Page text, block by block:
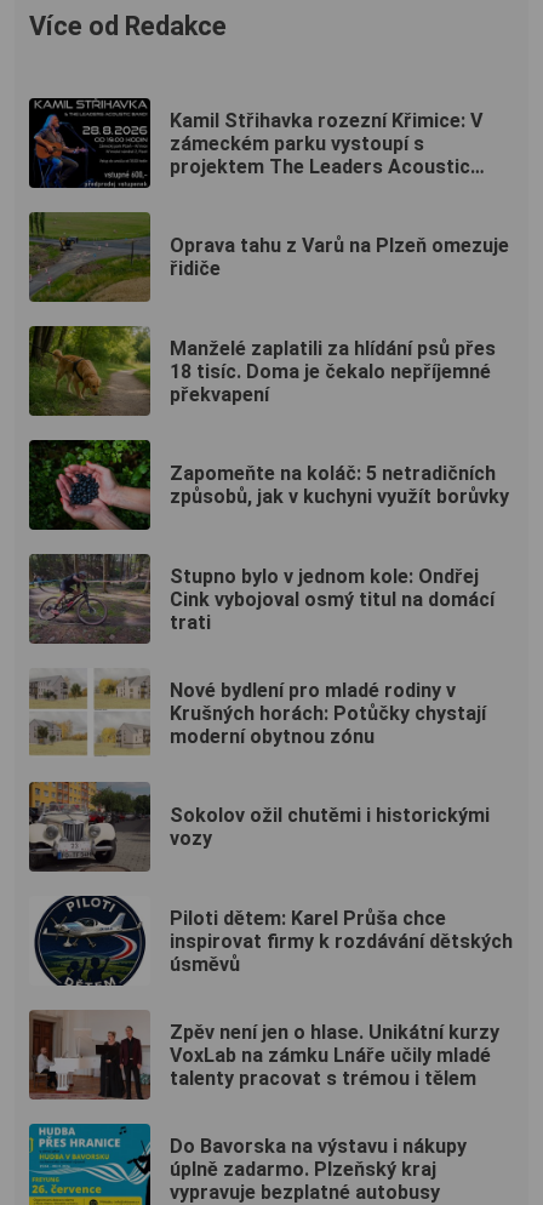
Více od Redakce
Kamil Střihavka rozezní Křimice: V
zámeckém parku vystoupí s
projektem The Leaders Acoustic
Oprava tahu z Varů na Plzeň omezuje
řidiče
Manželé zaplatili za hlídání psů přes
18 tisíc. Doma je čekalo nepříjemné
překvapení
Zapomeňte na koláč: 5 netradičních
způsobů, jak v kuchyni využít borůvky
Stupno bylo v jednom kole: Ondřej
Cink vybojoval osmý titul na domácí
trati
Nové bydlení pro mladé rodiny v
Krušných horách: Potůčky chystají
moderní obytnou zónu
Sokolov ožil chutěmi i historickými
vozy
Piloti dětem: Karel Průša chce
inspirovat firmy k rozdávání dětských
úsměvů
Zpěv není jen o hlase. Unikátní kurzy
VoxLab na zámku Lnáře učily mladé
talenty pracovat s trémou i tělem
Do Bavorska na výstavu i nákupy
úplně zadarmo. Plzeňský kraj
vypravuje bezplatné autobusy